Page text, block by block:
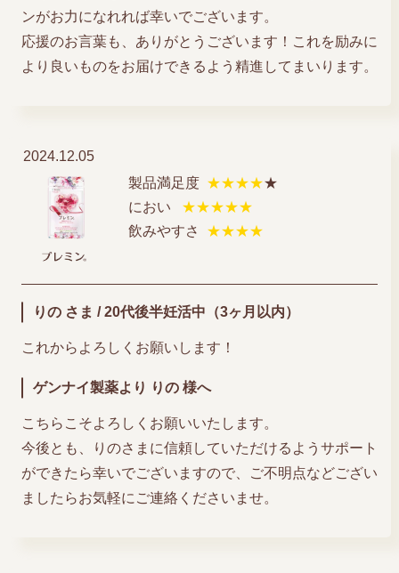
ンがお力になれれば幸いでございます。
応援のお言葉も、ありがとうございます！これを励みに
より良いものをお届けできるよう精進してまいります。
2024.12.05
製品満足度 ★★★★★
におい
★★★★★
飲みやすさ
★★★★
りの さま / 20代後半妊活中（3ヶ月以内）
これからよろしくお願いします！
ゲンナイ製薬より りの 様へ
こちらこそよろしくお願いいたします。
今後とも、りのさまに信頼していただけるようサポート
ができたら幸いでございますので、ご不明点などござい
ましたらお気軽にご連絡くださいませ。